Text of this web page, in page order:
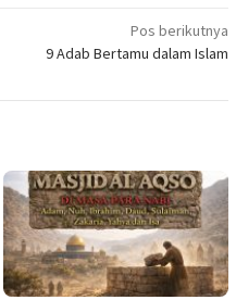
Pos berikutnya
9 Adab Bertamu dalam Islam